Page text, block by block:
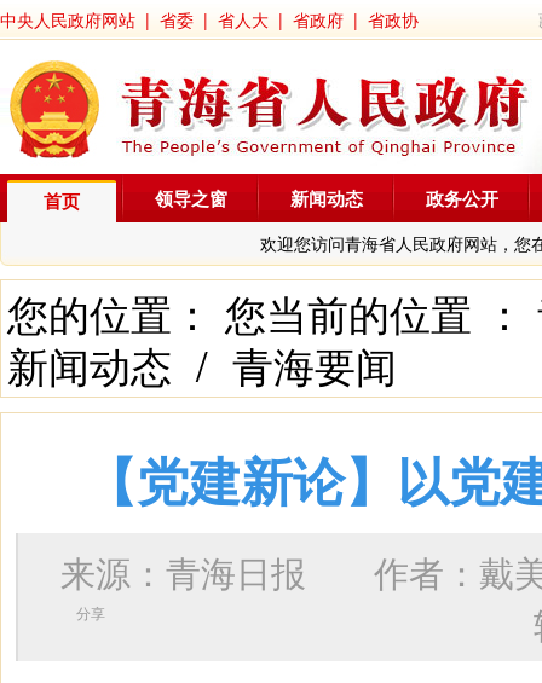
中央人民政府网站 | 省委 | 省人大 | 省政府 | 省政协
首页
欢迎您访问青海省人民政府网站，您
领导之窗 新闻动态 政务公开
您的位置： 您当前的位置 ：
新闻动态 / 青海要闻
【党建新论】以
来源：青海日报 作者：戴
分享